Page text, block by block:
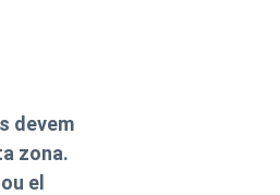
devem
zona.
el